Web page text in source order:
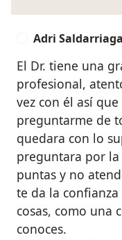
Adri Saldarriaga
El Dr. tiene una
profesional,
vez con él así
preguntarme de
quedara con lo
preguntara por
puntas y no
te da la
cosas, como una
conoces.